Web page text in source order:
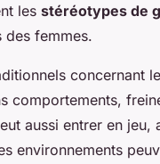
les stéréotypes de
des femmes.
concernant
comportements,
aussi entrer en
environnements